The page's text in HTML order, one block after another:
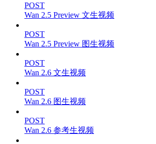
POST
Wan 2.5 Preview 文生视频
POST
Wan 2.5 Preview 图生视频
POST
Wan 2.6 文生视频
POST
Wan 2.6 图生视频
POST
Wan 2.6 参考生视频